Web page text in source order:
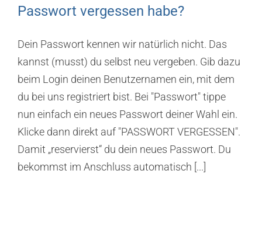
Passwort vergessen habe?
Dein Passwort kennen wir natürlich nicht. Das
kannst (musst) du selbst neu vergeben. Gib dazu
beim Login deinen Benutzernamen ein, mit dem
du bei uns registriert bist. Bei "Passwort" tippe
nun einfach ein neues Passwort deiner Wahl ein.
Klicke dann direkt auf "PASSWORT VERGESSEN".
Damit „reservierst“ du dein neues Passwort. Du
bekommst im Anschluss automatisch [...]